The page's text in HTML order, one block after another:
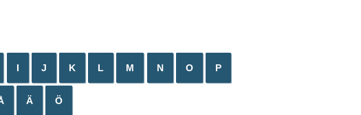
I J K L M N O P
Ä Ö